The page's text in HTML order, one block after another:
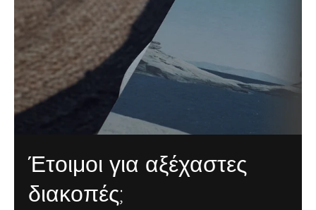
Έτοιμοι για αξέχαστες
διακοπές;